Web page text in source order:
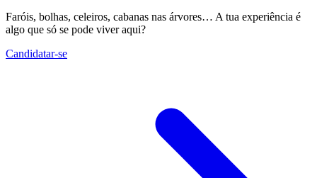
Faróis, bolhas, celeiros, cabanas nas árvores… A tua experiência é
algo que só se pode viver aqui?
Candidatar-se